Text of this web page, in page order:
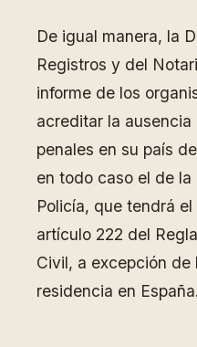
De igual manera, la
Registros y del
informe de los
acreditar la
penales en su país
en todo caso el de
Policía, que tendrá
artículo 222 del
Civil, a excepción de
residencia en España.